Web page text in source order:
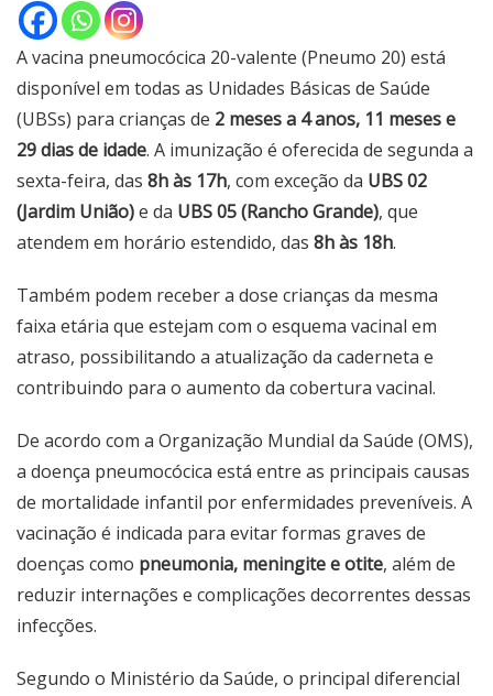
A vacina pneumocócica 20-valente (Pneumo 20) está
disponível em todas as Unidades Básicas de Saúde
(UBSs) para crianças de 2 meses a 4 anos, 11 meses e
29 dias de idade. A imunização é oferecida de segunda a
sexta-feira, das 8h às 17h, com exceção da UBS 02
(Jardim União)e da UBS 05 (Rancho Grande), que
atendem em horário estendido, das 8h às 18h.
Também podem receber a dose crianças da mesma
faixa etária que estejam com o esquema vacinal em
atraso, possibilitando a atualização da caderneta e
contribuindo para o aumento da cobertura vacinal.
De acordo com a Organização Mundial da Saúde (OMS),
a doença pneumocócica está entre as principais causas
de mortalidade infantil por enfermidades preveníveis. A
vacinação é indicada para evitar formas graves de
doenças como pneumonia, meningite e otite, além de
reduzir internações e complicações decorrentes dessas
infecções.
Segundo o Ministério da Saúde, o principal diferencial